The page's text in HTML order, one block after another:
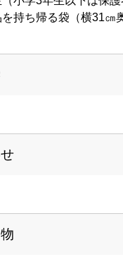
を持ち帰る袋（横31㎝